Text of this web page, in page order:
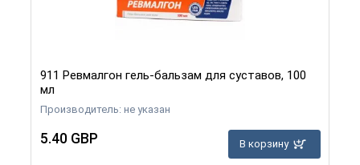
911 Ревмалгон гель-бальзам для суставов, 100
мл
Производитель: не указан
5.40 GBP В корзину